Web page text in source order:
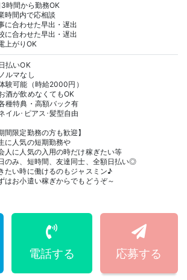
3時間から勤務OK
時間内で応相談
に合わせた早出・遅出
に合わせた早出・遅出
上がりOK
払いOK
ルマなし
験可能（時給2000円）
酒が飲めなくてもOK
種特典・高額バック有
イル･ピアス･髪型自由
期間限定勤務の方も歓迎】
に人気の短期勤務や
人に人気の入用の時だけ稼ぎたい等
のみ、短時間、友達同士、全額日払い◎
たい時に働けるのもジャスミン♪
はお小遣い稼ぎからでもどうぞ～
電話する 応募する